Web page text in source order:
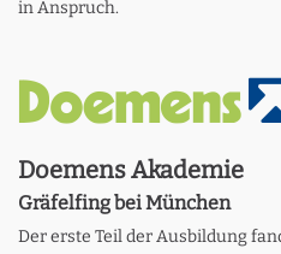
in Anspruch.
Doemens Akademie
Gräfelfing bei München
Der erste Teil der Ausbildung